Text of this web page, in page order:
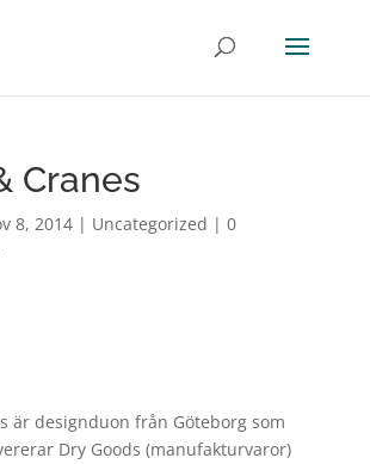
Cranes
8, 2014| Uncategorized | 0
är designduon från Göteborg som
Dry Goods (manufakturvaror)